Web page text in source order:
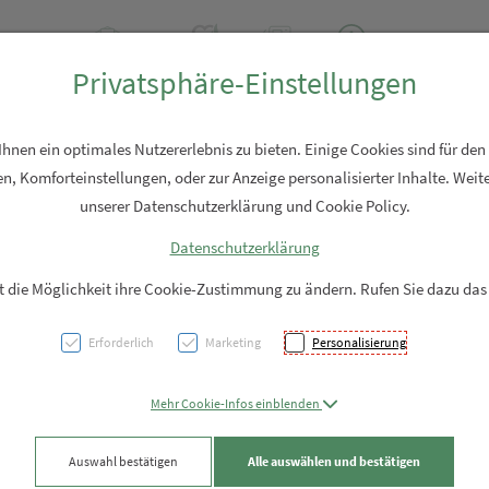
23,91 EUR
Privatsphäre-Einstellungen
ein optimales Nutzererlebnis zu bieten. Einige Cookies sind für
Komforteinstellungen, oder zur Anzeige personalisierter Inhalte.
unserer Datenschutzerklärung und Cookie Policy.
Datenschutzerklärung
die Möglichkeit ihre Cookie-Zustimmung zu ändern. Rufen Sie dazu
Erforderlich Marketing Personalisierung
Mehr Cookie-Infos einblenden
Auswahl bestätigen Alle auswählen und bestätigen